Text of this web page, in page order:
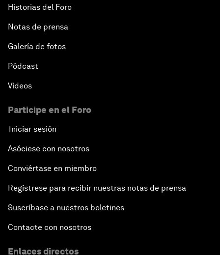
Historias del Foro
Notas de prensa
Galería de fotos
Pódcast
Vídeos
Participe en el Foro
Iniciar sesión
Asóciese con nosotros
Conviértase en miembro
Regístrese para recibir nuestras notas de prensa
Suscríbase a nuestros boletines
Contacte con nosotros
Enlaces directos